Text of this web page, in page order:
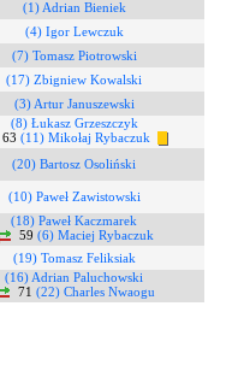
(1) Adrian Bieniek
(4) Igor Lewczuk
(7) Tomasz Piotrowski
(17) Zbigniew Kowalski
(3) Artur Januszewski
(8) Łukasz Grzeszczyk
63 (11) Mikołaj Rybaczuk
(20) Bartosz Osoliński
(10) Paweł Zawistowski
(18) Paweł Kaczmarek
59 (6) Maciej Rybaczuk
(19) Tomasz Feliksiak
(16) Adrian Paluchowski
71 (22) Charles Nwaogu